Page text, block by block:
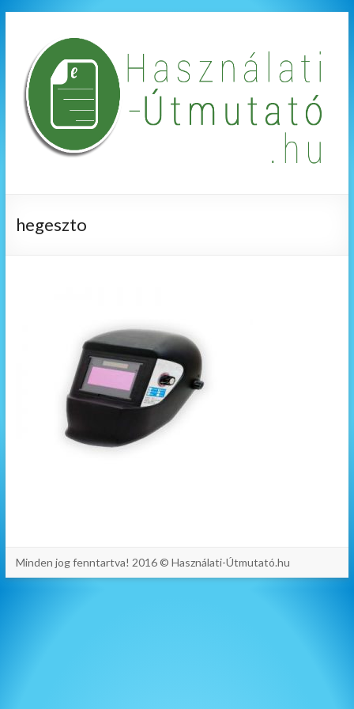
hegeszto
Minden jog fenntartva! 2016 © Használati-Útmutató.hu